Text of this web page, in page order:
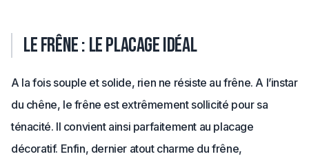
Le frêne : le placage idéal
A la fois souple et solide, rien ne résiste au frêne. A l’instar
du chêne, le frêne est extrêmement sollicité pour sa
ténacité. Il convient ainsi parfaitement au placage
décoratif. Enfin, dernier atout charme du frêne,